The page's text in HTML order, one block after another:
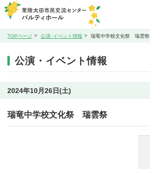
TOPページ 公演･イベント情報 瑞竜中学校文化祭 瑞雲祭
公演・イベント情報
2024年10月26日(土)
瑞竜中学校文化祭 瑞雲祭